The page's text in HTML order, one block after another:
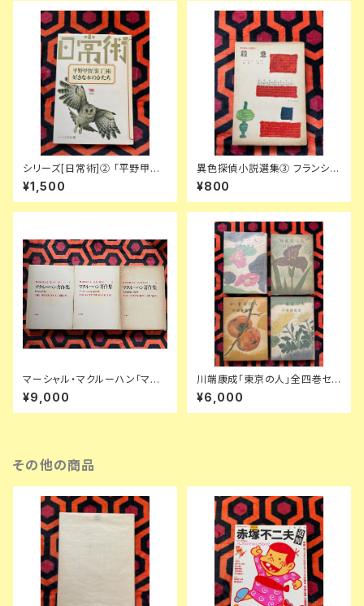
シリーズ[日常術]② 「平野甲賀
[装丁]術・好きな本のかたち」晶
文社
¥1,500
異色探偵小説選集③ フランシ
ス・アイルズ「殺意」延原謙 訳 初
版 装幀:花森安治 日本出版共同
株式会社
¥800
マーシャル・マクルーハン「マク
ルーハン著作集」1〜3全巻セッ
ト 函入り 井坂学・後藤和彦・高
儀進訳 装幀:粟津潔 竹内書店
¥9,000
川端康成「東京の人」全四巻セッ
ト 装幀:金島桂華 新潮社
¥6,000
その他の商品